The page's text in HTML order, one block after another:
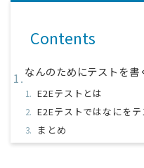
Contents
なんのためにテストを書
E2Eテストとは
E2Eテストではなにを
まとめ